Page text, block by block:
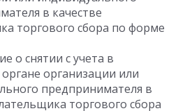
в качестве
торгового сбора по форме
о снятии с учета в
организации или
предпринимателя в
торгового сбора